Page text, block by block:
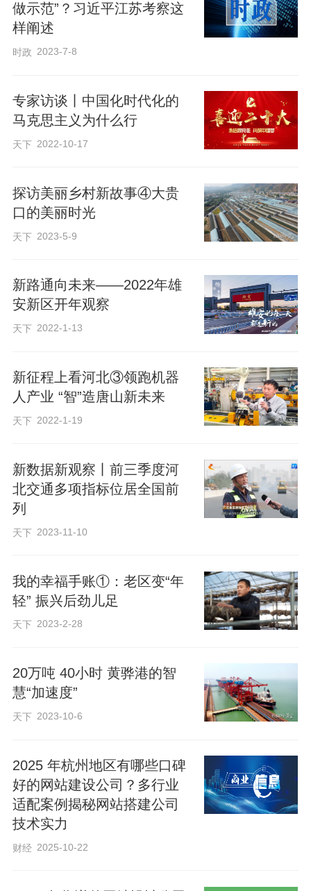
“要以更大力度、更实举措加强基础研究，
提升我国原始创新能力，进一步打牢科技
强国建设根基。”4月30日，习近平总书记
要讲话，充分肯定我国基础研究取得的成
就，全面分析面临的新形势新挑战，对加
强基础研究作出战略部署、提出明确要
“十五五”时期是加快实现高水平科技自立自
强、建设科技强国的关键时期。加强基础
习近平总书记多次对加强基础研究作出深
刻论述——主持中央政治局集体学习，强
端芯片、基础软件等核心技术”；主持召开
部分省区市“十五五”时期经济社会发展座谈
会，强调“在加强基础研究、提高原始创新
前沿技术上抓紧攻关”。
开局之年，总书记再次强调把基础研究工
何深意？《时政微观察》为你解读。
做示范”？习近平江苏考察这
样阐述
时政 2023-7-8
专家访谈丨中国化时代化的
马克思主义为什么行
天下 2022-10-17
探访美丽乡村新故事④大贵
口的美丽时光
天下 2023-5-9
新路通向未来——2022年雄
安新区开年观察
天下 2022-1-13
新征程上看河北③领跑机器
人产业 “智”造唐山新未来
天下 2022-1-19
新数据新观察丨前三季度河
北交通多项指标位居全国前
列
天下 2023-11-10
我的幸福手账①：老区变“年
轻” 振兴后劲儿足
天下 2023-2-28
20万吨 40小时 黄骅港的智
慧“加速度”
天下 2023-10-6
2025 年杭州地区有哪些口碑
好的网站建设公司？多行业
适配案例揭秘网站搭建公司
技术实力
财经 2025-10-22